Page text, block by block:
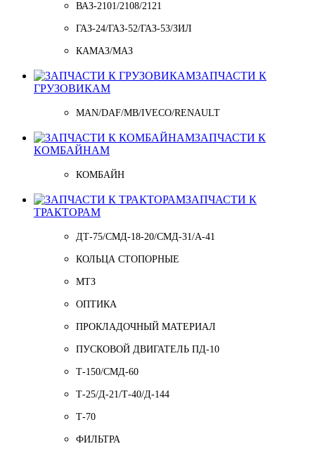
ВАЗ-2101/2108/2121
ГАЗ-24/ГАЗ-52/ГАЗ-53/ЗИЛ
КАМАЗ/МАЗ
ЗАПЧАСТИ К
ГРУЗОВИКАМ
MAN/DAF/MB/IVECO/RENAULT
ЗАПЧАСТИ К
КОМБАЙНАМ
КОМБАЙН
ЗАПЧАСТИ К
ТРАКТОРАМ
ДТ-75/СМД-18-20/СМД-31/A-41
КОЛЬЦА СТОПОРНЫЕ
МТЗ
ОПТИКА
ПРОКЛАДОЧНЫЙ МАТЕРИАЛ
ПУСКОВОЙ ДВИГАТЕЛЬ ПД-10
Т-150/СМД-60
Т-25/Д-21/Т-40/Д-144
Т-70
ФИЛЬТРА